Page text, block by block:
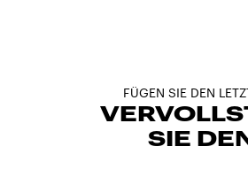
FÜGEN SIE DEN
SIE